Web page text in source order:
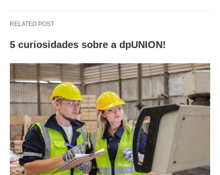
RELATED POST
5 curiosidades sobre a dpUNION!